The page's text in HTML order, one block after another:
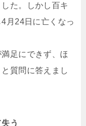
た。しかし百キ
月24日に亡くなっ
足にできず、ほ
質問に答えまし
う